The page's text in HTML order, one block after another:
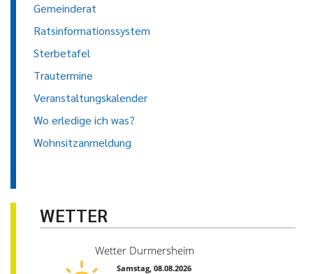
Gemeinderat
Ratsinformationssystem
Sterbetafel
Trautermine
Veranstaltungskalender
Wo erledige ich was?
Wohnsitzanmeldung
WETTER
Wetter Durmersheim
Samstag, 08.08.2026